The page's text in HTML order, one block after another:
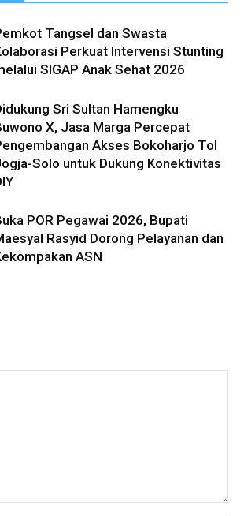
Tangsel dan Swasta
Perkuat Intervensi Stunting
SIGAP Anak Sehat 2026
Sri Sultan Hamengku
X, Jasa Marga Percepat
Akses Bokoharjo Tol
Solo untuk Dukung Konektivitas
POR Pegawai 2026, Bupati
Rasyid Dorong Pelayanan dan
ASN